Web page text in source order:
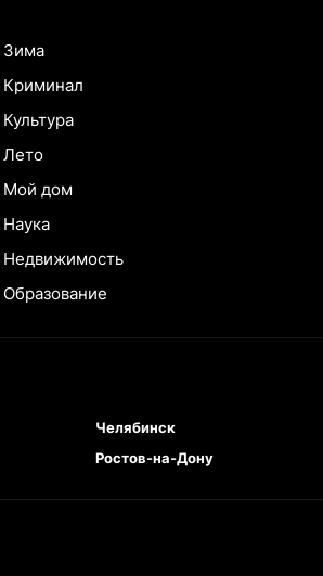
Зима
Криминал
Культура
Лето
Мой дом
Наука
Недвижимость
Образование
Челябинск
Ростов-на-Дону